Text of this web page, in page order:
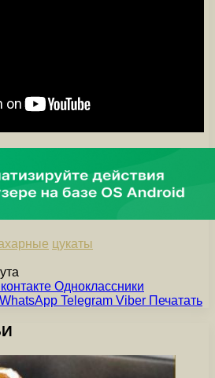
цукаты
Одноклассники
WhatsApp Telegram Viber Печатать